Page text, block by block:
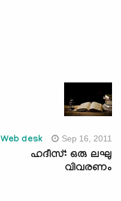
Web desk Sep 16, 2011
ഹദീസ്: ഒരു ലഘു
വിവരണം